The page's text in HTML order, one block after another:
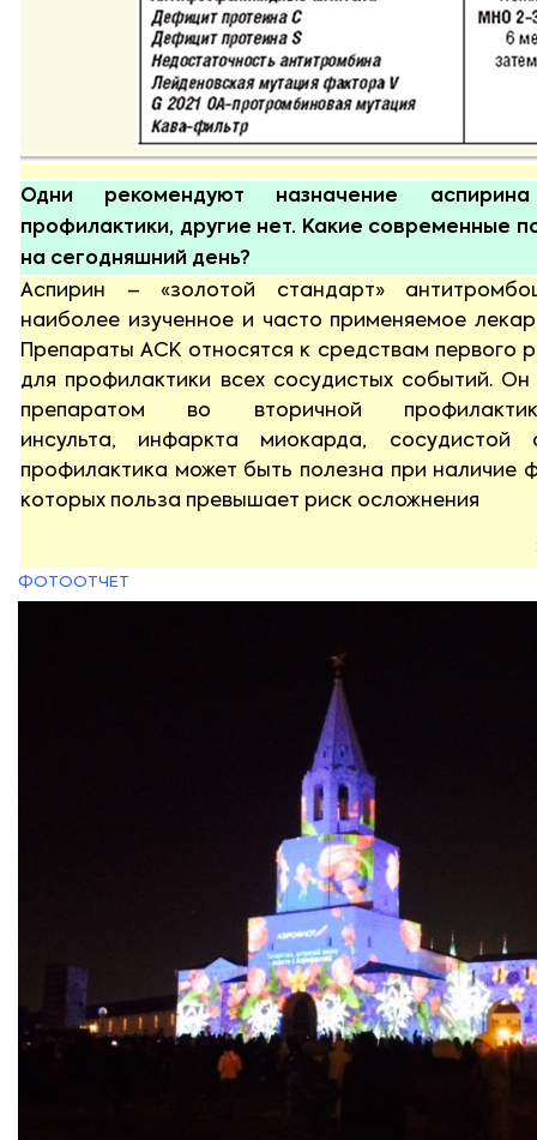
Одни рекомендуют назначение
профилактики, другие нет. Какие современные
на сегодняшний день?
Аспирин – «золотой стандарт»
наиболее изученное и часто применяемое
Препараты АСК относятся к средствам первого
для профилактики всех сосудистых событий.
препаратом во вторичной
инсульта, инфаркта миокарда, сосудистой
профилактика может быть полезна при наличие
которых польза превышает риск осложнения
ФОТООТЧЕТ